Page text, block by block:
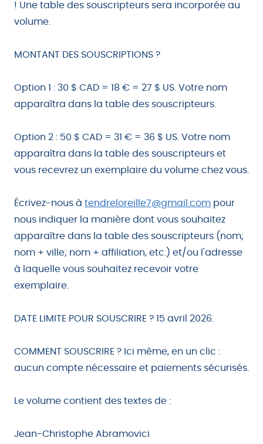
! Une table des souscripteurs sera incorporée au
volume.
MONTANT DES SOUSCRIPTIONS ?
Option 1 : 30 $ CAD = 18 € = 27 $ US. Votre nom
apparaîtra dans la table des souscripteurs.
Option 2 : 50 $ CAD = 31 € = 36 $ US. Votre nom
apparaîtra dans la table des souscripteurs et
vous recevrez un exemplaire du volume chez vous.
Écrivez-nous à tendreloreille7@gmail.com pour
nous indiquer la manière dont vous souhaitez
apparaître dans la table des souscripteurs (nom;
nom + ville; nom + affiliation, etc.) et/ou l'adresse
à laquelle vous souhaitez recevoir votre
exemplaire.
DATE LIMITE POUR SOUSCRIRE ? 15 avril 2026.
COMMENT SOUSCRIRE ? Ici même, en un clic :
aucun compte nécessaire et paiements sécurisés.
Le volume contient des textes de :
Jean-Christophe Abramovici